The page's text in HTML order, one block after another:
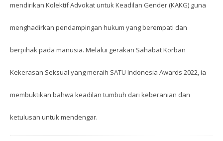
mendirikan Kolektif Advokat untuk Keadilan Gender (KAKG) guna
menghadirkan pendampingan hukum yang berempati dan
berpihak pada manusia. Melalui gerakan Sahabat Korban
Kekerasan Seksual yang meraih SATU Indonesia Awards 2022, ia
membuktikan bahwa keadilan tumbuh dari keberanian dan
ketulusan untuk mendengar.